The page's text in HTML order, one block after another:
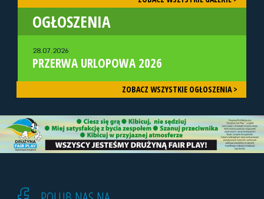
OGŁOSZENIA
28.07.2026
PRZERWA URLOPOWA 2026
ZOBACZ WSZYSTKIE OGŁOSZENIA >